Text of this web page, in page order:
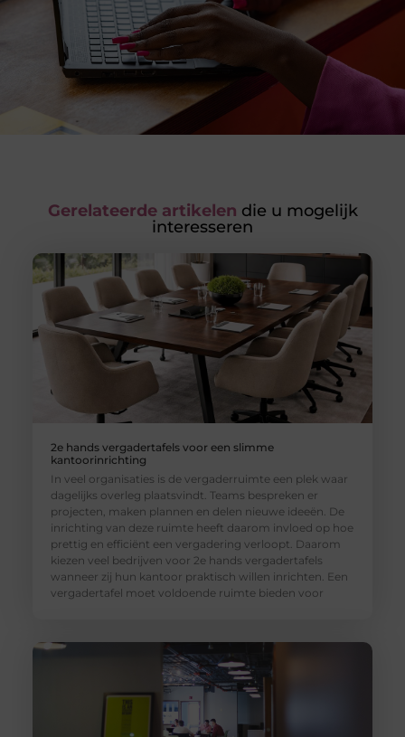
Gerelateerde artikelen die u mogelijk
interesseren
2e hands vergadertafels voor een slimme
kantoorinrichting
In veel organisaties is de vergaderruimte een plek waar
dagelijks overleg plaatsvindt. Teams bespreken er
projecten, maken plannen en delen nieuwe ideeën. De
inrichting van deze ruimte heeft daarom invloed op hoe
prettig en efficiënt een vergadering verloopt. Daarom
kiezen veel bedrijven voor 2e hands vergadertafels
wanneer zij hun kantoor praktisch willen inrichten. Een
vergadertafel moet voldoende ruimte bieden voor